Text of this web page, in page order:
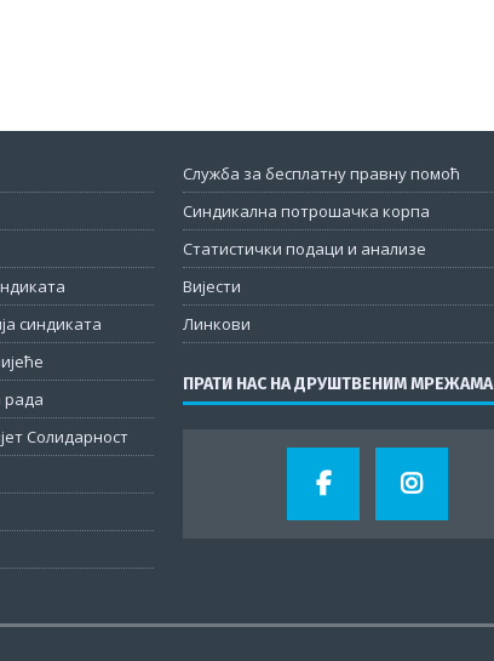
синдиката
рада
Солидарност
Служба за бесплатну правну помоћ
Синдикална потрошачка корпа
Статистички подаци и анализе
Вијести
Линкови
ПРАТИ НАС НА ДРУШТВЕНИМ МРЕЖАМА